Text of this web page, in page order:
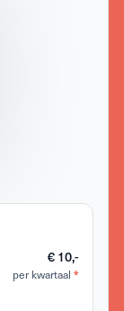
€ 10,-
per kwartaal *